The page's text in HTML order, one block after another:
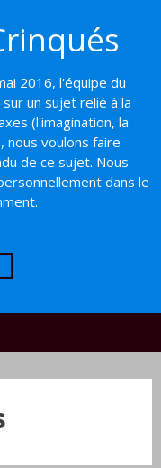
2016, l'équipe du
un sujet relié à la
(l'imagination, la
nous voulons faire
de ce sujet. Nous
dans le